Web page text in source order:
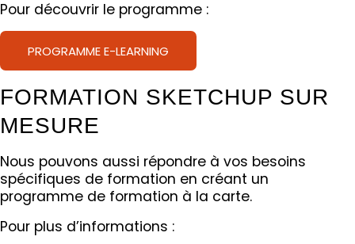
Pour découvrir le programme :
PROGRAMME E-LEARNING
FORMATION SKETCHUP SUR
MESURE
Nous pouvons aussi répondre à vos besoins
spécifiques de formation en créant un
programme de formation à la carte.
Pour plus d’informations :